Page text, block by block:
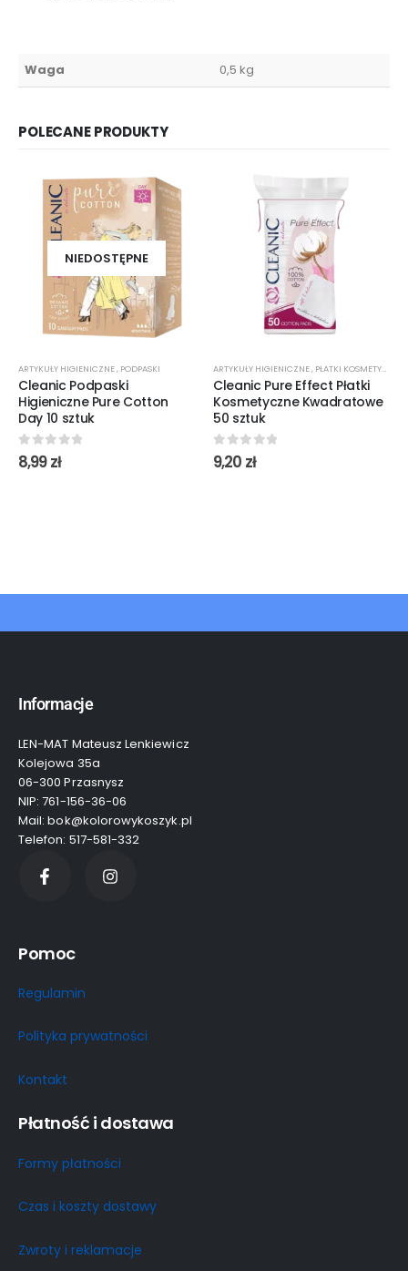
Waga 0,5 kg
POLECANE PRODUKTY
NIEDOSTĘPNE
ARTYKUŁY HIGIENICZNE, PODPASKI
Cleanic Podpaski
Higieniczne Pure Cotton
Day 10 sztuk
0out of 5
8,99zł
ARTYKUŁY HIGIENICZNE, PŁATKI KOSMETYCZNE
Cleanic Pure Effect Płatki
Kosmetyczne Kwadratowe
50 sztuk
0out of 5
9,20 zł
Informacje
LEN-MAT Mateusz Lenkiewicz
Kolejowa 35a
06-300 Przasnysz
NIP: 761-156-36-06
Mail: bok@kolorowykoszyk.pl
Telefon: 517-581-332
Pomoc
Regulamin
Polityka prywatności
Kontakt
Płatność i dostawa
Formy płatności
Czas i koszty dostawy
Zwroty i reklamacje